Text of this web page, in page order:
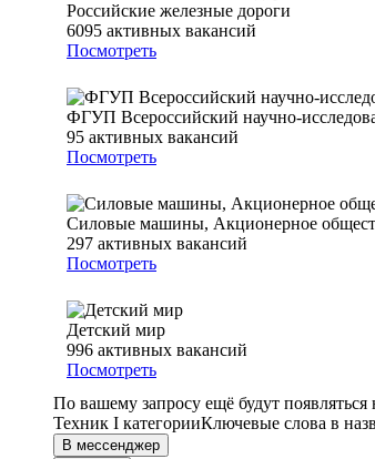
Российские железные дороги
6095 активных вакансий
Посмотреть
ФГУП Всероссийский научно-
95 активных вакансий
Посмотреть
Силовые машины, Акционерное
297 активных вакансий
Посмотреть
Детский мир
996 активных вакансий
Посмотреть
По вашему запросу ещё будут
Техник I категорииКлючевые слова в
В мессенджер